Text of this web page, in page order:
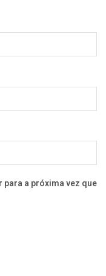
a próxima vez que